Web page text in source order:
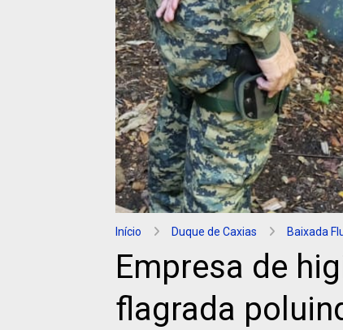
Início Duque de Caxias Baixada
Empresa de
flagrada